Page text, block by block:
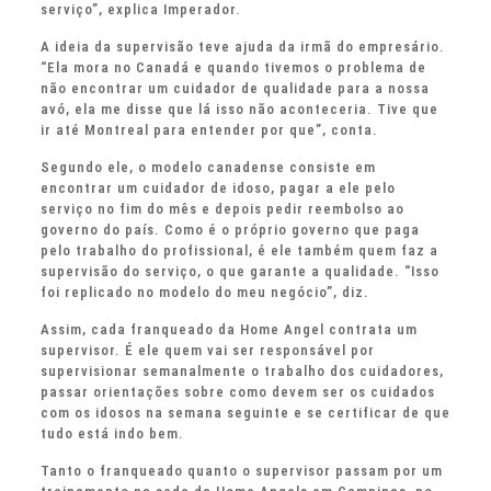
serviço”, explica Imperador.
A ideia da supervisão teve ajuda da irmã do empresário.
“Ela mora no Canadá e quando tivemos o problema de
não encontrar um cuidador de qualidade para a nossa
avó, ela me disse que lá isso não aconteceria. Tive que
ir até Montreal para entender por que”, conta.
Segundo ele, o modelo canadense consiste em
encontrar um cuidador de idoso, pagar a ele pelo
serviço no fim do mês e depois pedir reembolso ao
governo do país. Como é o próprio governo que paga
pelo trabalho do profissional, é ele também quem faz a
supervisão do serviço, o que garante a qualidade. “Isso
foi replicado no modelo do meu negócio”, diz.
Assim, cada franqueado da Home Angel contrata um
supervisor. É ele quem vai ser responsável por
supervisionar semanalmente o trabalho dos cuidadores,
passar orientações sobre como devem ser os cuidados
com os idosos na semana seguinte e se certificar de que
tudo está indo bem.
Tanto o franqueado quanto o supervisor passam por um